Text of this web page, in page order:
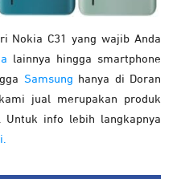
Nokia C31 yang wajib Anda
lainnya hingga smartphone
Samsung hanya di Doran
jual merupakan produk
info lebih langkapnya